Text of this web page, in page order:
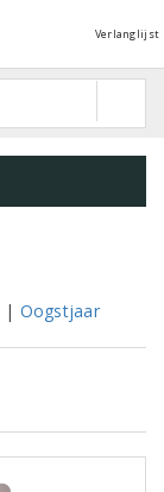
Verlanglijst
| Oogstjaar